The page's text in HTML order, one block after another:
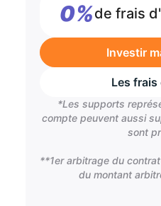
0%de frais
Investir
Les frais
*Les supports
compte peuvent aussi
sont
**1er arbitrage du
du montant